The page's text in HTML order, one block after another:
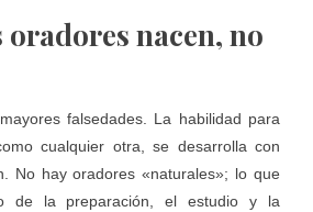
oradores nacen, no
falsedades. La habilidad para
cualquier otra, se desarrolla con
No hay oradores «naturales»; lo que
de la preparación, el estudio y la